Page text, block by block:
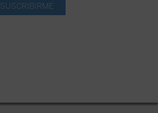
SUSCRIBIRME